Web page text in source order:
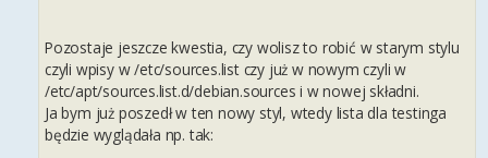
Pozostaje jeszcze kwestia, czy wolisz to robić w starym stylu
czyli wpisy w /etc/sources.list czy już w nowym czyli w
/etc/apt/sources.list.d/debian.sources i w nowej składni.
Ja bym już poszedł w ten nowy styl, wtedy lista dla testinga
będzie wyglądała np. tak: